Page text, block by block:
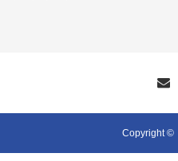
Copyright ©